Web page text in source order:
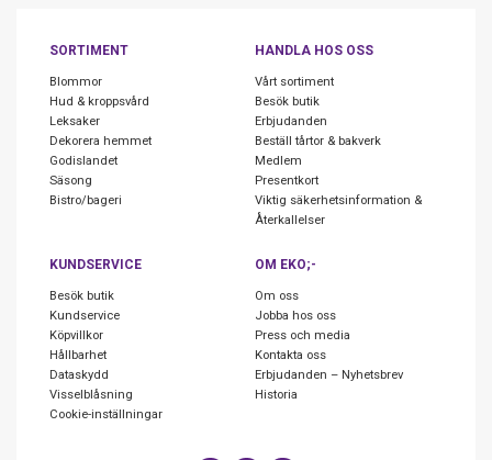
SORTIMENT
Blommor
Hud & kroppsvård
Leksaker
Dekorera hemmet
Godislandet
Säsong
Bistro/bageri
HANDLA HOS OSS
Vårt sortiment
Besök butik
Erbjudanden
Beställ tårtor & bakverk
Medlem
Presentkort
Viktig säkerhetsinformation &
Återkallelser
KUNDSERVICE
Besök butik
Kundservice
Köpvillkor
Hållbarhet
Dataskydd
Visselblåsning
Cookie-inställningar
OM EKO;-
Om oss
Jobba hos oss
Press och media
Kontakta oss
Erbjudanden – Nyhetsbrev
Historia